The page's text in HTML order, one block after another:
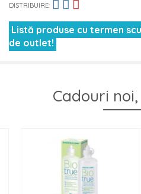
DISTRIBUIRE:
Listă produse cu termen
de outlet!
Cadouri